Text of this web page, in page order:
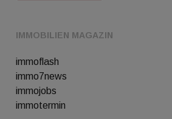
IMMOBILIEN MAGAZIN
immoflash
immo7news
immojobs
immotermin